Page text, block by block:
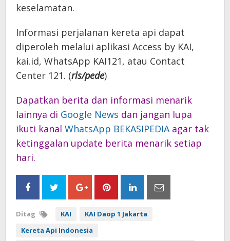
keselamatan.
Informasi perjalanan kereta api dapat
diperoleh melalui aplikasi Access by KAI,
kai.id, WhatsApp KAI121, atau Contact
Center 121. (rls/pede)
Dapatkan berita dan informasi menarik
lainnya di Google News dan jangan lupa
ikuti kanal WhatsApp BEKASIPEDIAagar tak
ketinggalan update berita menarik setiap
hari.
Ditag KAI
KAI Daop 1 Jakarta
Kereta Api Indonesia